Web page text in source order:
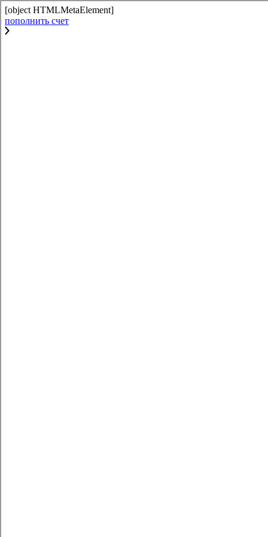
[object HTMLMetaElement]
пополнить счет